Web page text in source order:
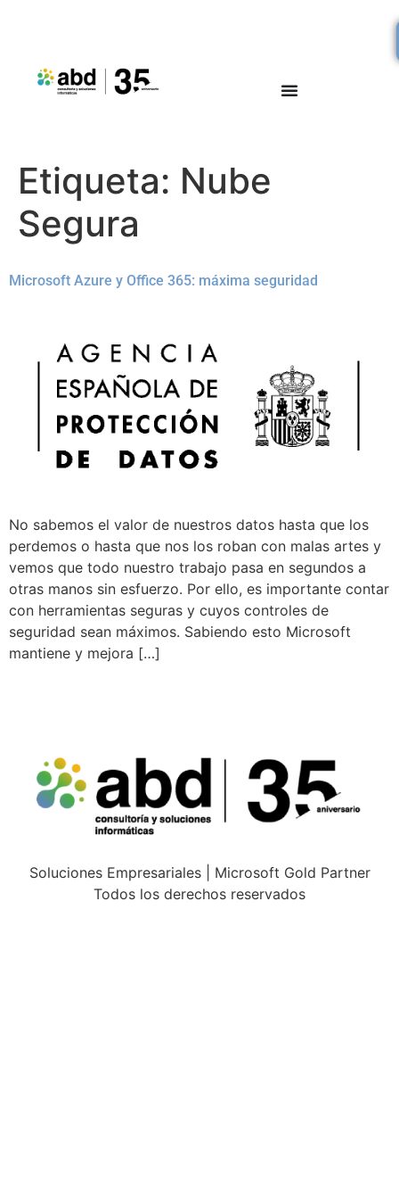
Etiqueta: Nube
Segura
Microsoft Azure y Office 365: máxima seguridad
No sabemos el valor de nuestros datos hasta que los
perdemos o hasta que nos los roban con malas artes y
vemos que todo nuestro trabajo pasa en segundos a
otras manos sin esfuerzo. Por ello, es importante contar
con herramientas seguras y cuyos controles de
seguridad sean máximos. Sabiendo esto Microsoft
mantiene y mejora […]
Soluciones Empresariales | Microsoft Gold Partner
Todos los derechos reservados